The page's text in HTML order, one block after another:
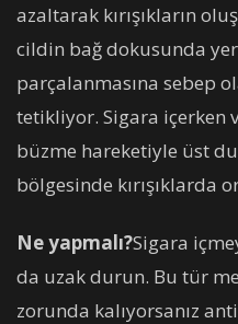
azaltarak kırışıkların
cildin bağ dokusunda
parçalanmasına sebep
tetikliyor. Sigara içerken
büzme hareketiyle üst
bölgesinde kırışıklarda
Ne yapmalı?Sigara
da uzak durun. Bu tür
zorunda kalıyorsanız